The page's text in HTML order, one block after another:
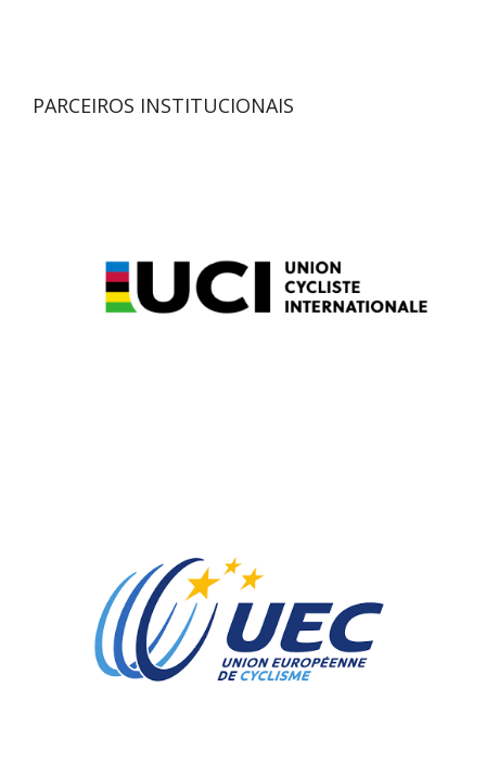
PARCEIROS INSTITUCIONAIS